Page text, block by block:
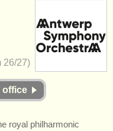
26/27)
office
royal philharmonic